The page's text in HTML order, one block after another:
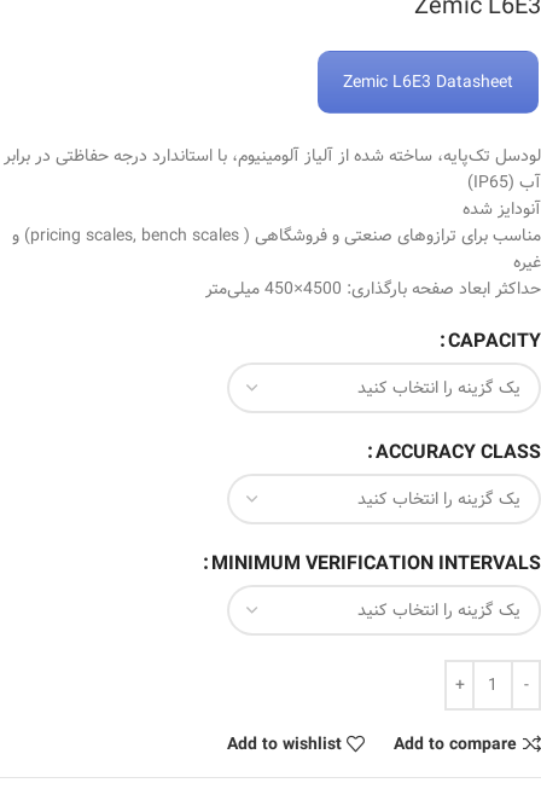
Zemic L6E3 Datasheet
لودسل تک‌پایه، ساخته شده از آلیاز آلومینیوم، با استاندارد درجه حفاظتی در برابر
آب (IP65)
آنودایز شده
مناسب برای ترازوهای صنعتی و فروشگاهی ( pricing scales, bench scales) و
غیره
حداکثر ابعاد صفحه بارگذاری: 4500×450 میلی‌متر
CAPACITY
ACCURACY CLASS
MINIMUM VERIFICATION INTERVALS
Add to compare
Add to wishlist